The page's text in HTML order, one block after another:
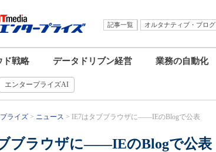
記事一覧 オルタナティブ・ブログ
ド戦略 データドリブン経営 業務の自動化
エンタープライズAI
ライズ ニュース IE7はタブブラウザに――IEのBlogで公表
ブラウザに――IEのBlogで公表